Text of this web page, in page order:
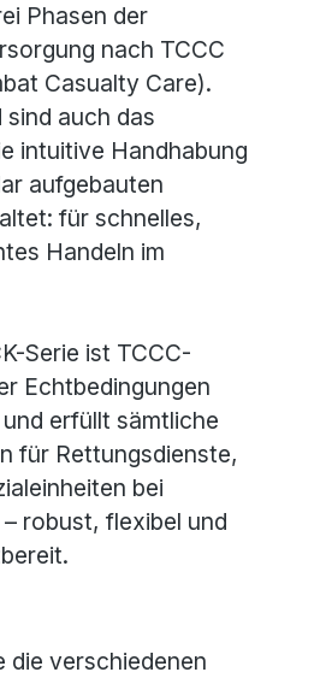
Phasen der
nach TCCC
Casualty Care).
auch das
intuitive Handhabung
aufgebauten
für schnelles,
Handeln im
Serie ist TCCC-
Echtbedingungen
erfüllt sämtliche
für Rettungsdienste,
bei
robust, flexibel und
die verschiedenen